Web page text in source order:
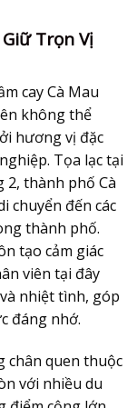
Trọn Vị
cay Cà Mau
không thể
hương vị đặc
Tọa lạc tại
thành phố Cà
chuyển đến các
thành phố.
tạo cảm giác
viên tại đây
nhiệt tình, góp
đáng nhớ.
chân quen thuộc
với nhiều du